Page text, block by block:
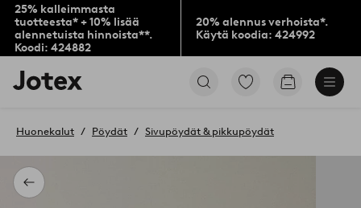
25% kalleimmasta
tuotteesta* + 10% lisää
alennetuista hinnoista**.
Koodi: 424882
20% alennus verhoista*.
Käytä koodia: 424992
Jotex-
logo
aloitussivulle
Siirry
Siirry
Takaisin
Huonekalut Pöydät Sivupöydät & pikkupöydät